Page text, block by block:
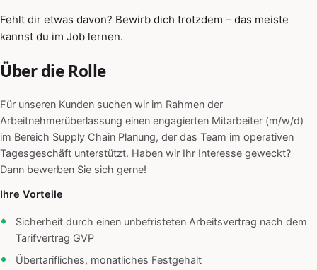
Fehlt dir etwas davon? Bewirb dich trotzdem – das meiste
kannst du im Job lernen.
Über die Rolle
Für unseren Kunden suchen wir im Rahmen der
Arbeitnehmerüberlassung einen engagierten Mitarbeiter (m/w/d)
im Bereich Supply Chain Planung, der das Team im operativen
Tagesgeschäft unterstützt. Haben wir Ihr Interesse geweckt?
Dann bewerben Sie sich gerne!
Ihre Vorteile
Sicherheit durch einen unbefristeten Arbeitsvertrag nach dem
Tarifvertrag GVP
Übertarifliches, monatliches Festgehalt